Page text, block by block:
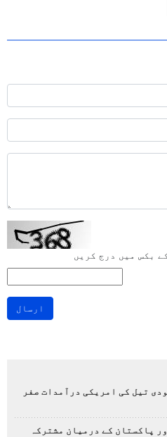
بکس میں درج کریں
ارسال
تیل کی امریکی درآمدات صفر
پاکستان کے درمیان مشترکہ